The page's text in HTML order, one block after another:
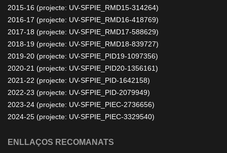
2015-16 (projecte: UV-SFPIE_RMD15-314264)
2016-17 (projecte: UV-SFPIE_RMD16-418769)
2017-18 (projecte: UV-SFPIE_RMD17-588629)
2018-19 (projecte: UV-SFPIE_RMD18-839727)
2019-20 (projecte: UV-SFPIE_PID19-1097356)
2020-21 (projecte: UV-SFPIE_PID20-1356161)
2021-22 (projecte: UV-SFPIE_PID-1642158)
2022-23 (projecte: UV-SFPIE_PID-2079949)
2023-24 (projecte: UV-SFPIE_PIEC-2736656)
2024-25 (projecte: UV-SFPIE_PIEC-3329540)
ENLLAÇOS RECOMANATS